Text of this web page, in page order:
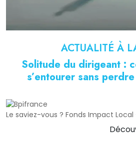
ACTUALITÉ À
Solitude du dirigeant :
s’entourer sans
Le saviez-vous ? Fonds Impact